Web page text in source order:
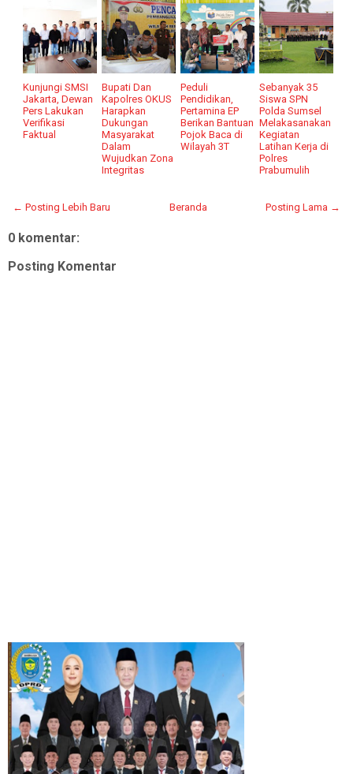
Kunjungi SMSI
Jakarta, Dewan
Pers Lakukan
Verifikasi
Faktual
Bupati Dan
Kapolres OKUS
Harapkan
Dukungan
Masyarakat
Dalam
Wujudkan Zona
Integritas
Peduli
Pendidikan,
Pertamina EP
Berikan Bantuan
Pojok Baca di
Wilayah 3T
Sebanyak 35
Siswa SPN
Polda Sumsel
Melakasanakan
Kegiatan
Latihan Kerja di
Polres
Prabumulih
← Posting Lebih Baru Posting Lama →
Beranda
0 komentar:
Posting Komentar